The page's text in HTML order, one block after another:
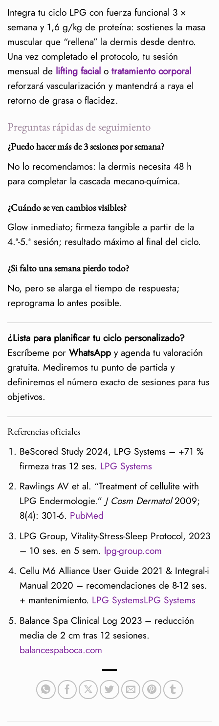
Integra tu ciclo LPG con fuerza funcional 3 ×
semana y 1,6 g/kg de proteína: sostienes la masa
muscular que “rellena” la dermis desde dentro.
Una vez completado el protocolo, tu sesión
mensual de lifting facial o tratamiento corporal
reforzará vascularización y mantendrá a raya el
retorno de grasa o flacidez.
Preguntas rápidas de seguimiento
¿Puedo hacer más de 3 sesiones por semana?
No lo recomendamos: la dermis necesita 48 h
para completar la cascada mecano-química.
¿Cuándo se ven cambios visibles?
Glow inmediato; firmeza tangible a partir de la
4.ª-5.ª sesión; resultado máximo al final del ciclo.
¿Si falto una semana pierdo todo?
No, pero se alarga el tiempo de respuesta;
reprograma lo antes posible.
¿Lista para planificar tu ciclo personalizado?
Escríbeme por WhatsApp y agenda tu valoración
gratuita. Mediremos tu punto de partida y
definiremos el número exacto de sesiones para tus
objetivos.
Referencias oficiales
BeScored Study 2024, LPG Systems – +71 %
firmeza tras 12 ses. LPG Systems
Rawlings AV et al. “Treatment of cellulite with
LPG Endermologie.” J Cosm Dermatol2009;
8(4): 301-6. PubMed
LPG Group, Vitality-Stress-Sleep Protocol, 2023
– 10 ses. en 5 sem. lpg-group.com
Cellu M6 Alliance User Guide 2021 & Integral-i
Manual 2020 – recomendaciones de 8-12 ses.
+ mantenimiento. LPG SystemsLPG Systems
Balance Spa Clinical Log 2023 – reducción
media de 2 cm tras 12 sesiones.
balancespaboca.com